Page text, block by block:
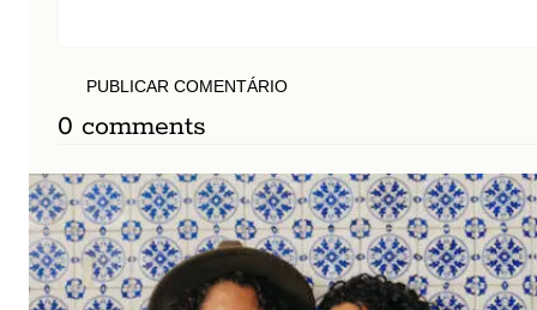
PUBLICAR COMENTÁRIO
0 comments